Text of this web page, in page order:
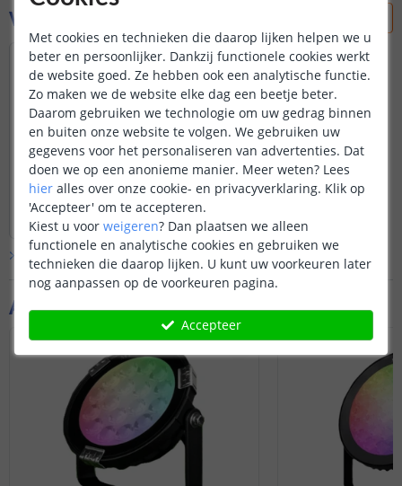
Aanvullende producten
Vraag & antwoord
Werkt deze lamp ook met het Hue
Entertainment systeem?
Door Andy op maandag 31 oktober 2022
Deze lamp is niet compatibel met het
Entertainment systeem.
Disclaimer: mogelijk werken niet alle
uitgebreide functies die de Hue-app
biedt met dit product. Basisfuncties
zoals aan- en uitzetten, dimmen,
kleurbediening etc werken wel.
Bekijk heleantwoord
Door Louise dinsdag 1 november 2022
Bekijk alle Vraag & antwoord
Met cookies en technieken die daarop lijken helpen we u
beter en persoonlijker. Dankzij functionele cookies werkt
de website goed. Ze hebben ook een analytische functie.
Zo maken we de website elke dag een beetje beter.
Daarom gebruiken we technologie om uw gedrag binnen
en buiten onze website te volgen. We gebruiken uw
gegevens voor het personaliseren van advertenties. Dat
doen we op een anonieme manier. Meer weten? Lees
hier alles over onze cookie- en privacyverklaring. Klik op
'Accepteer' om te accepteren.
Kiest u voor weigeren? Dan plaatsen we alleen
functionele en analytische cookies en gebruiken we
technieken die daarop lijken. U kunt uw voorkeuren later
nog aanpassen op de voorkeuren pagina.
Accepteer